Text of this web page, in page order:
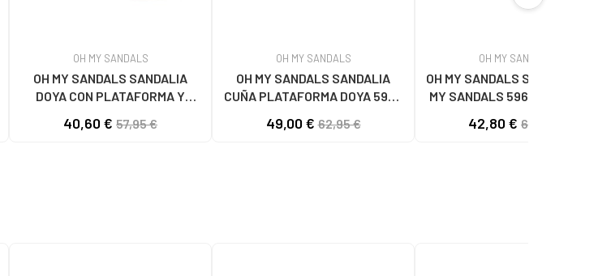
OH MY SANDALS
OH MY SANDALS SANDALIA
DOYA CON PLATAFORMA Y
BLANCO
40,60 € 57,95 €
OH MY SANDALS
OH MY SANDALS SANDALIA
CUÑA PLATAFORMA DOYA 5993
49,00 €62,95 €
OH MY SANDALS
OH MY SANDALS SANDALIAS OH
MY SANDALS 5961-DO90 DOYA
42,80 € 62,95 €